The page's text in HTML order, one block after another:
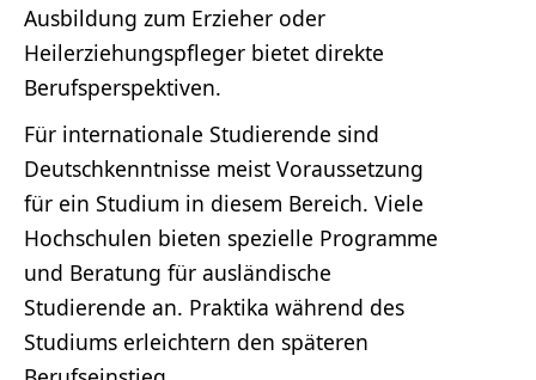
Ausbildung zum Erzieher oder
Heilerziehungspfleger bietet direkte
Berufsperspektiven.
Für internationale Studierende sind
Deutschkenntnisse meist Voraussetzung
für ein Studium in diesem Bereich. Viele
Hochschulen bieten spezielle Programme
und Beratung für ausländische
Studierende an. Praktika während des
Studiums erleichtern den späteren